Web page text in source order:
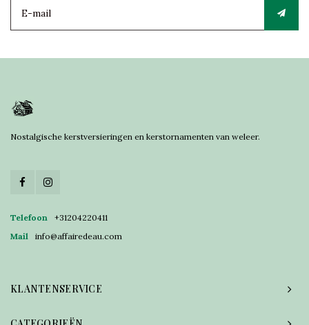
Nostalgische kerstversieringen en kerstornamenten van weleer.
Telefoon
+31204220411
Mail
info@affairedeau.com
KLANTENSERVICE